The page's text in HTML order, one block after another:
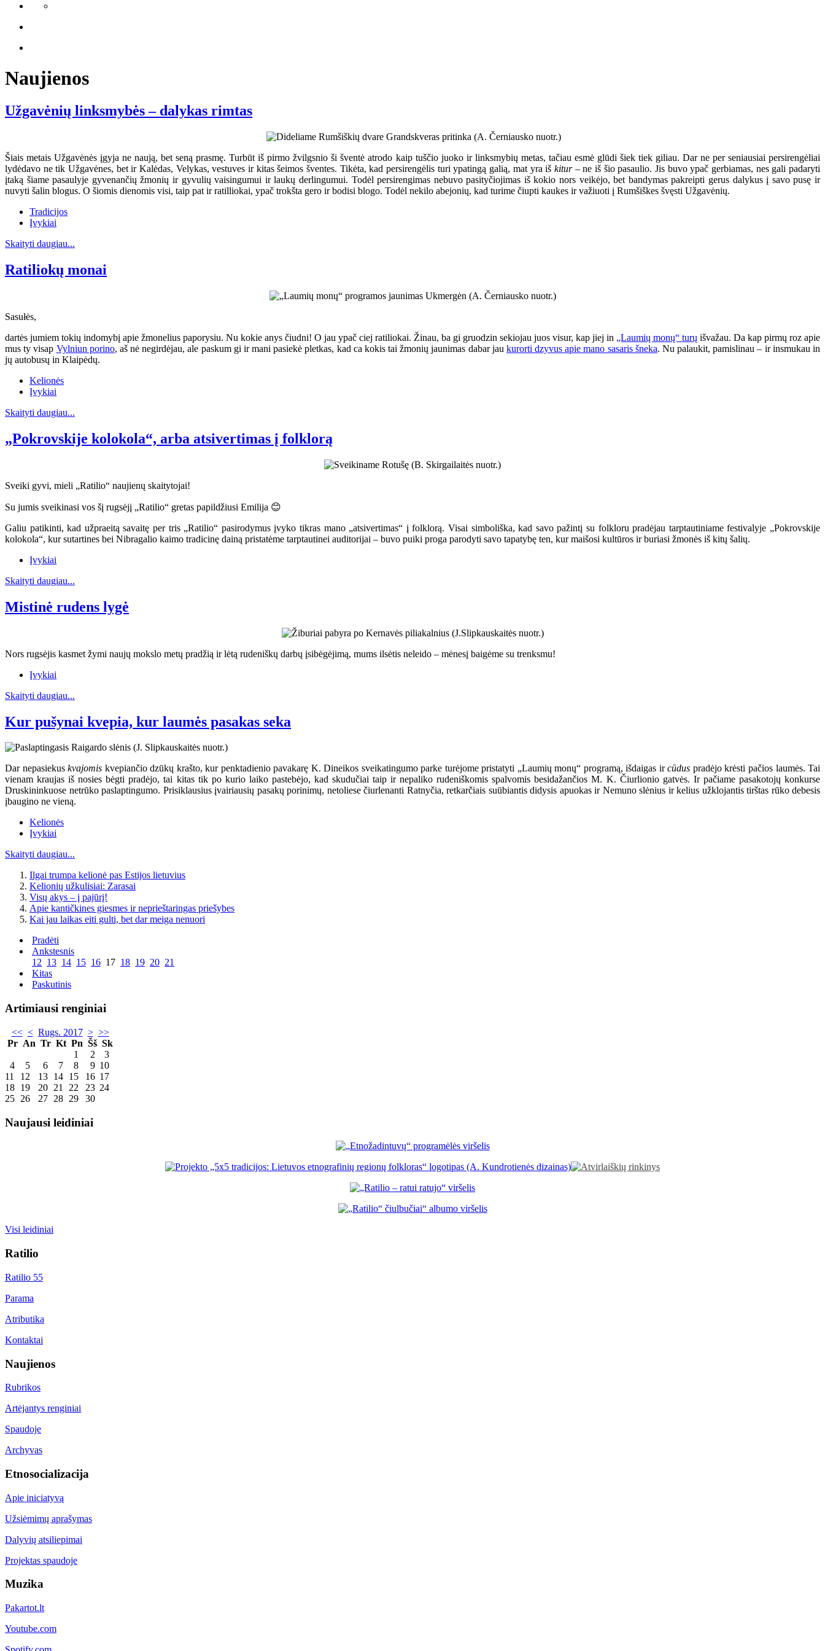
Naujienos
Užgavėnių linksmybės – dalykas rimtas
Šiais metais Užgavėnės įgyja ne naują, bet seną prasmę. Turbūt iš pirmo žvilgsnio ši šventė atrodo kaip tuščio juoko ir linksmybių metas, tačiau esmė glūdi šiek tiek giliau. Dar ne per seniausiai persirengėliai
lydėdavo ne tik Užgavėnes, bet ir Kalėdas, Velykas, vestuves ir kitas šeimos šventes. Tikėta, kad persirengėlis turi ypatingą galią, mat yra iš kitur– ne iš šio pasaulio. Jis buvo ypač gerbiamas, nes gali padaryti
įtaką šiame pasaulyje gyvenančių žmonių ir gyvulių vaisingumui ir laukų derlingumui. Todėl persirengimas nebuvo pasityčiojimas iš kokio nors veikėjo, bet bandymas pakreipti gerus dalykus į savo pusę ir
nuvyti šalin blogus. O šiomis dienomis visi, taip pat ir ratilliokai, ypač trokšta gero ir bodisi blogo. Todėl nekilo abejonių, kad turime čiupti kaukes ir važiuoti į Rumšiškes švęsti Užgavėnių.
Tradicijos
Įvykiai
Skaityti daugiau...
Ratiliokų monai
Sasułės,
dartės jumiem tokių indomybį apie žmonelius paporysiu. Nu kokie anys čiudni! O jau ypač ciej ratiliokai. Žinau, ba gi gruodzin sekiojau juos visur, kap jiej in „Laumių monų“ turų išvažau. Da kap pirmų roz apie
mus ty visap Vylniun porino, aš nė negirdėjau, ale paskum gi ir mani pasiekė pletkas, kad ca kokis tai žmonių jaunimas dabar jau kurorti dzyvus apie mano sasaris šneka. Nu palaukit, pamislinau – ir insmukau in
jų autobusų in Klaipėdų.
Kelionės
Įvykiai
Skaityti daugiau...
„Pokrovskije kolokola“, arba atsivertimas į folklorą
Sveiki gyvi, mieli „Ratilio“ naujienų skaitytojai!
Su jumis sveikinasi vos šį rugsėjį „Ratilio“ gretas papildžiusi Emilija 😊
Galiu patikinti, kad užpraeitą savaitę per tris „Ratilio“ pasirodymus įvyko tikras mano „atsivertimas“ į folklorą. Visai simboliška, kad savo pažintį su folkloru pradėjau tarptautiniame festivalyje „Pokrovskije
kolokola“, kur sutartines bei Nibragalio kaimo tradicinę dainą pristatėme tarptautinei auditorijai – buvo puiki proga parodyti savo tapatybę ten, kur maišosi kultūros ir buriasi žmonės iš kitų šalių.
Įvykiai
Skaityti daugiau...
Mistinė rudens lygė
Nors rugsėjis kasmet žymi naujų mokslo metų pradžią ir lėtą rudeniškų darbų įsibėgėjimą, mums ilsėtis neleido – mėnesį baigėme su trenksmu!
Įvykiai
Skaityti daugiau...
Kur pušynai kvepia, kur laumės pasakas seka
Dar nepasiekuskvajomis kvepiančio dzūkų krašto, kur penktadienio pavakarę K. Dineikos sveikatingumo parke turėjome pristatyti „Laumių monų“ programą, išdaigas ircūdus pradėjo krėsti pačios laumės. Tai
vienam kraujas iš nosies bėgti pradėjo, tai kitas tik po kurio laiko pastebėjo, kad skudučiai taip ir nepaliko rudeniškomis spalvomis besidažančios M. K. Čiurlionio gatvės. Ir pačiame pasakotojų konkurse
Druskininkuose netrūko paslaptingumo. Prisiklausius įvairiausių pasakų porinimų, netoliese čiurlenanti Ratnyčia, retkarčiais suūbiantis didysis apuokas ir Nemuno slėnius ir kelius užklojantis tirštas rūko debesis
įbaugino ne vieną.
Kelionės
Įvykiai
Skaityti daugiau...
Ilgai trumpa kelionė pas Estijos lietuvius
Kelionių užkulisiai: Zarasai
Visų akys – į pajūrį!
Apie kantičkines giesmes ir neprieštaringas priešybes
Kai jau laikas eiti gulti, bet dar meiga nenuori
Pradėti
Ankstesnis
12 13 14 15 16 17 18 19 20 21
Kitas
Paskutinis
Artimiausi renginiai
<< < Rugs. 2017 > >>
Pr An Tr Kt Pn Šš Sk
1
2
3
4
5 6 7 8 9 10
11
12 13 14 15 16 17
18 19 20 21 22 23 24
25 26 27 28 29 30
Naujausi leidiniai
Visi leidiniai
Ratilio
Ratilio 55
Parama
Atributika
Kontaktai
Naujienos
Rubrikos
Artėjantys renginiai
Spaudoje
Archyvas
Etnosocializacija
Apie iniciatyvą
Užsiėmimų aprašymas
Dalyvių atsiliepimai
Projektas spaudoje
Muzika
Pakartot.lt
Youtube.com